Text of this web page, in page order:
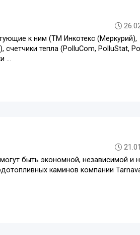
к ним (ТМ Инкотекс (Меркурий),
тепла (PolluCom, PolluStat,
...
быть экономной, независимой и
каминов компании